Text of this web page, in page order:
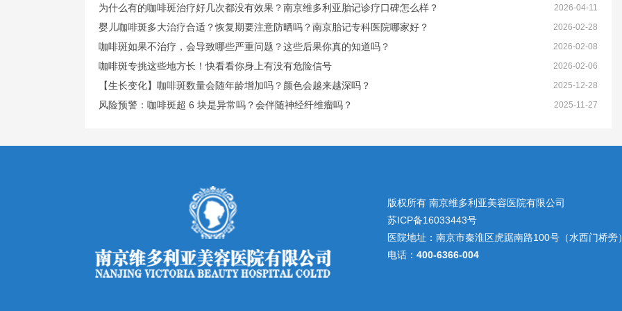
为什么有的咖啡斑治疗好几次都没有效果？南京维多利亚胎记诊疗口碑怎么样？ 2026-04-11
婴儿咖啡斑多大治疗合适？恢复期要注意防晒吗？南京胎记专科医院哪家好？ 2026-02-28
咖啡斑如果不治疗，会导致哪些严重问题？这些后果你真的知道吗？ 2026-02-08
咖啡斑专挑这些地方长！快看看你身上有没有危险信号 2026-02-06
【生长变化】咖啡斑数量会随年龄增加吗？颜色会越来越深吗？ 2025-12-28
风险预警：咖啡斑超 6 块是异常吗？会伴随神经纤维瘤吗？ 2025-11-27
版权所有 南京维多利亚美容医院有限公司
苏ICP备16033443号
医院地址：南京市秦淮区虎踞南路100号（水西门桥旁
电话： 400-6366-004